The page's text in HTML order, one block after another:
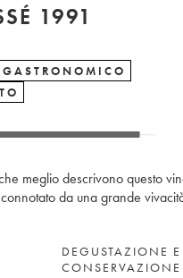
1991
meglio descrivono questo
da una grande
DEGUSTAZIONE E
CONSERVAZIONE